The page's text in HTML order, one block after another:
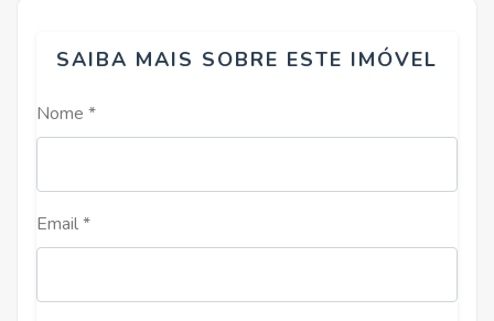
SAIBA MAIS SOBRE ESTE IMÓVEL
Nome *
Email *